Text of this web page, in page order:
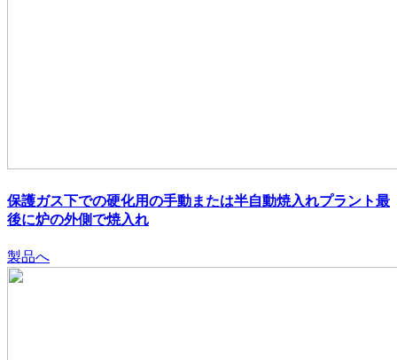
保護ガス下での硬化用の手動または半自動焼入れプラント最
後に炉の外側で焼入れ
製品へ